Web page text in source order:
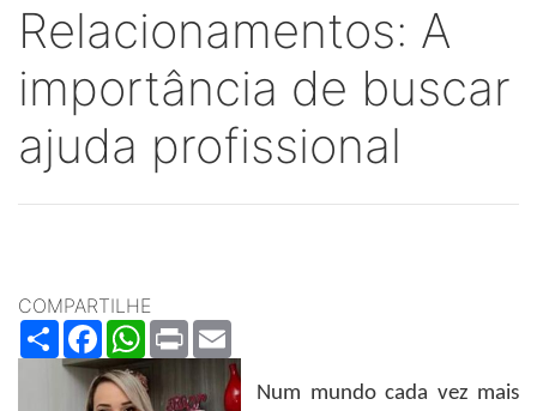
Relacionamentos: A
importância de buscar
ajuda profissional
COMPARTILHE
ShareFacebookWhatsApp
Print
Num mundo cada vez mais